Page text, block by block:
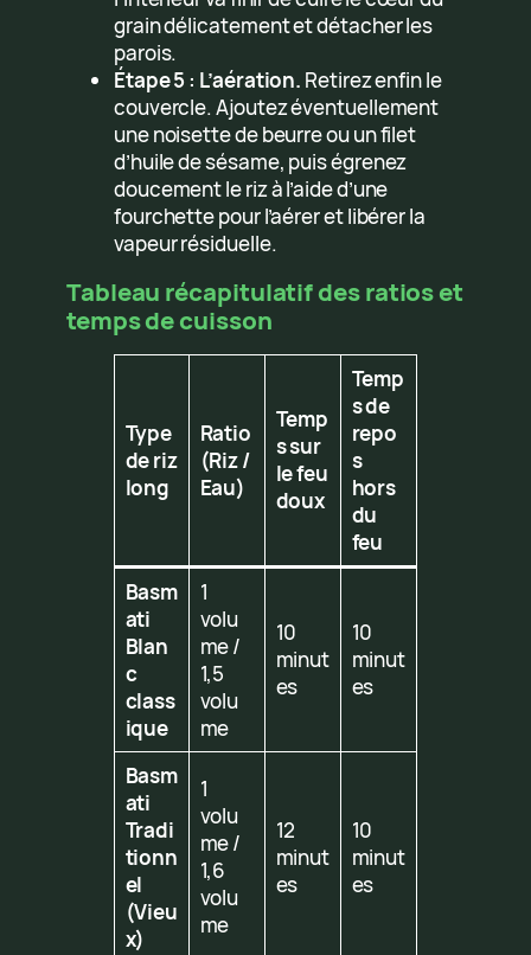
grain délicatement et détacher les
parois.
Étape 5 : L’aération. Retirez enfin le
couvercle. Ajoutez éventuellement
une noisette de beurre ou un filet
d’huile de sésame, puis égrenez
doucement le riz à l’aide d’une
fourchette pour l’aérer et libérer la
vapeur résiduelle.
Tableau récapitulatif des ratios et
temps de cuisson
Type
de riz
long
Ratio
(Riz /
Eau)
Temp
s sur
le feu
doux
Temp
s de
repo
s
hors
du
feu
Basm
ati
Blan
c
class
ique
1
volu
me /
1,5
volu
me
10
minut
es
10
minut
es
Basm
ati
Tradi
tionn
el
(Vieu
x)
1
volu
me /
1,6
volu
me
12
minut
es
10
minut
es